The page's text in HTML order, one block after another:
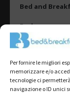
Per fornire le migliori
memorizzare e/o
tecnologie ci
navigazione o ID unici
Bed and
Esplora
Tipologie di
Destinazioni
Il mio account